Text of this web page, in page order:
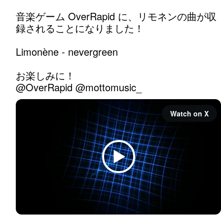
音楽ゲーム OverRapid に、リモネンの曲が収
録されることになりました！
Limonène - nevergreen
@OverRapid @mottomusic_
Watch on X